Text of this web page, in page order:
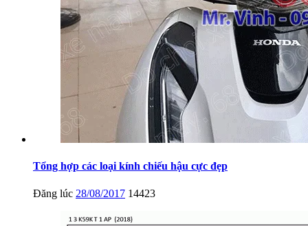
Tổng hợp các loại kính chiếu hậu cực đẹp
Đăng lúc 28/08/2017 14423